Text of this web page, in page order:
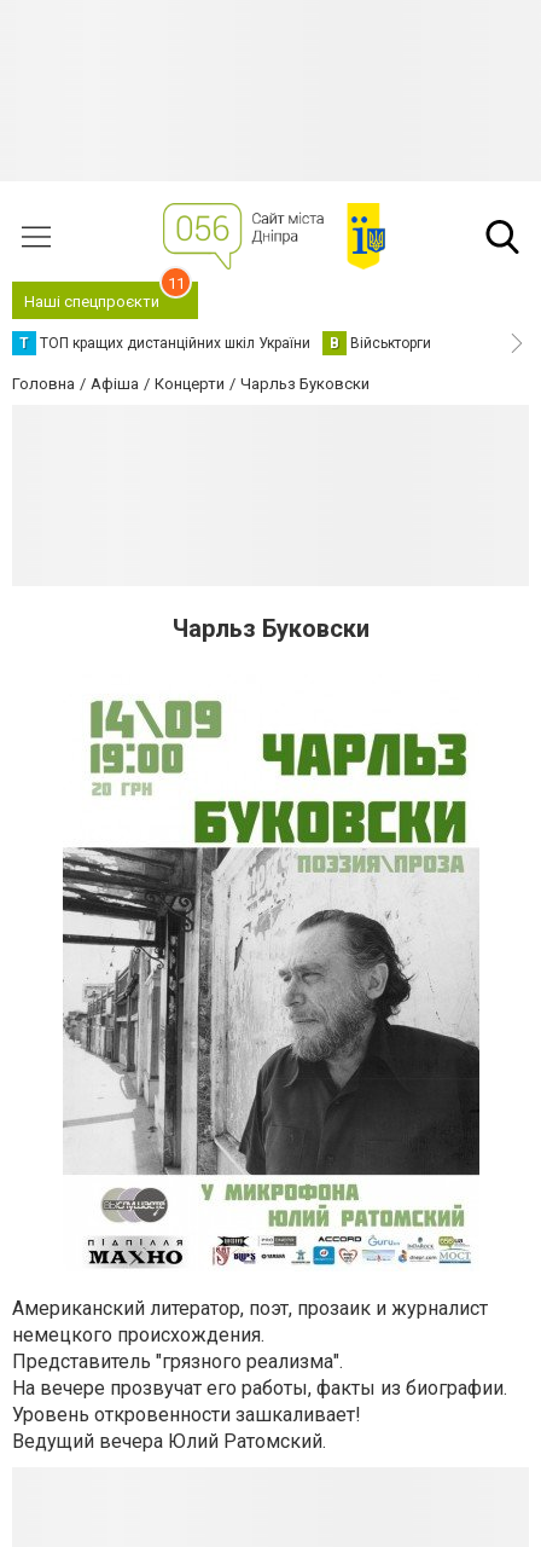
Наші спецпроєкти
11
Т ТОП кращих дистанційних шкіл України В Військторги
Головна Афіша Концерти Чарльз Буковски
Чарльз Буковски
Американский литератор, поэт, прозаик и журналист
немецкого происхождения.
Представитель "грязного реализма".
На вечере прозвучат его работы, факты из биографии.
Уровень откровенности зашкаливает!
Ведущий вечера Юлий Ратомский.